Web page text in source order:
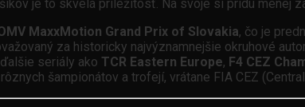
je to skvelá príležitosť. Na svoje si prídu menej
MaxxMotion Grand Prix of Slovakia, čo je
za historicky najvýznamnejšie okruhové
seriály ako TCR Eastern Europe, F4 CEZ
šampionátov a trofejí, vrátane FIA CEZ